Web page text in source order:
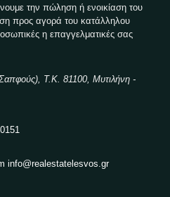
την πώληση ή ενοικίαση του
προς αγορά του κατάλληλου
η επαγγελματικές σας
Τ.Κ. 81100, Μυτιλήνη -
info@realestatelesvos.gr